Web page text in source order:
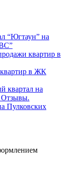
“Югтаун” на
квартир в
в ЖК
квартал на
Отзывы.
Пулковских